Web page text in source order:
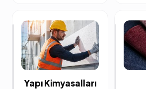
Yapı Kimyasalları